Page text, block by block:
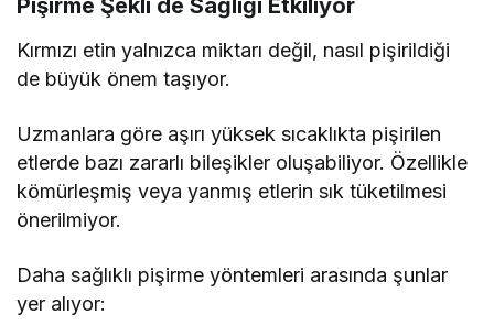
Pişirme Şekli de Sağlığı Etkiliyor
Kırmızı etin yalnızca miktarı değil, nasıl pişirildiği
de büyük önem taşıyor.
Uzmanlara göre aşırı yüksek sıcaklıkta pişirilen
etlerde bazı zararlı bileşikler oluşabiliyor. Özellikle
kömürleşmiş veya yanmış etlerin sık tüketilmesi
önerilmiyor.
Daha sağlıklı pişirme yöntemleri arasında şunlar
yer alıyor: